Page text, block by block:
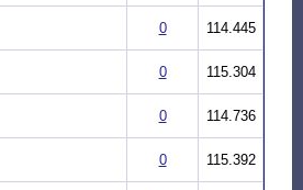
0 114.445
0 115.304
0 114.736
0 115.392